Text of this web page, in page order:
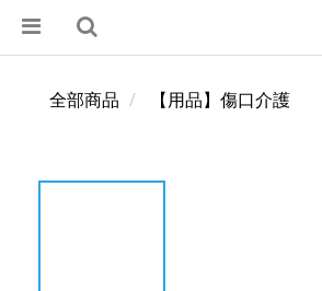
全部商品 【用品】傷口介護